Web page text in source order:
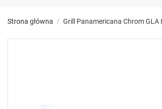
Strona główna Grill Panamericana Chrom GLA